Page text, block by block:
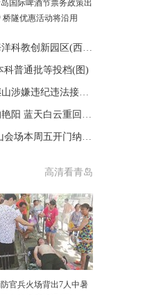
国际啤酒节票务政策出
桥隧优惠活动将沿用
教育部正式批准海大建设海洋科教创新园区(西海岸校区)
科普通批等投档(图)
青岛市城市管理局局长郭继山涉嫌违纪违法接受调查
高清：午后青岛迎来久违的艳阳 蓝天白云重回视野
安全工作放首位 啤酒节崂山会场本周五开门纳客(图)
高清看青岛
官兵火场背出7人中暑